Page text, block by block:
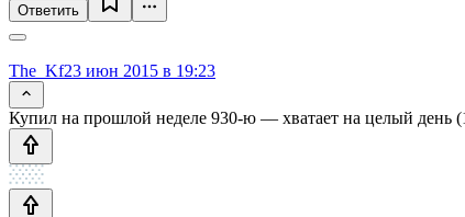
Ответить
The_Kf23 июн 2015 в 19:23
Купил на прошлой неделе 930-ю — хватает на целый день